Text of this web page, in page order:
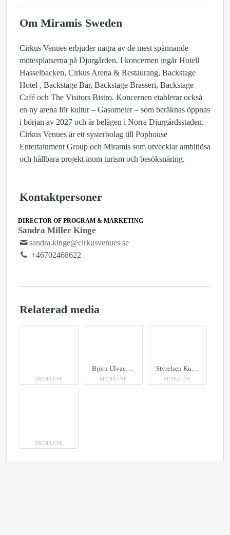
Om Miramis Sweden
Cirkus Venues erbjuder några av de mest spännande
mötesplatserna på Djurgården. I koncernen ingår Hotell
Hasselbacken, Cirkus Arena & Restaurang, Backstage
Hotel , Backstage Bar, Backstage Brasseri, Backstage
Café och The Visitors Bistro. Koncernen etablerar också
en ny arena för kultur – Gasometer – som beräknas öppnas
i början av 2027 och är belägen i Norra Djurgårdsstaden.
Cirkus Venues är ett systerbolag till Pophouse
Entertainment Group och Miramis som utvecklar ambitiösa
och hållbara projekt inom turism och besöksnäring.
Kontaktpersoner
DIRECTOR OF PROGRAM & MARKETING
Sandra Miller Kinge
sandra.kinge@cirkusvenues.se
+46702468622
Relaterad media
MEDIA USE MEDIA USE MEDIA USE
MEDIA USE